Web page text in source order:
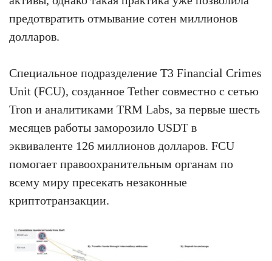
предотвратить отмывание сотен миллионов
долларов.
Специальное подразделение T3 Financial Crimes
Unit (FCU), созданное Tether совместно с сетью
Tron и аналитиками TRM Labs, за первые шесть
месяцев работы заморозило USDT в
эквиваленте 126 миллионов долларов. FCU
помогает правоохранительным органам по
всему миру пресекать незаконные
криптотранзакции.